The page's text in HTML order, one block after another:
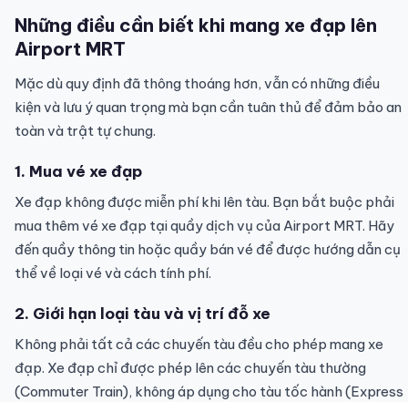
Những điều cần biết khi mang xe đạp lên
Airport MRT
Mặc dù quy định đã thông thoáng hơn, vẫn có những điều
kiện và lưu ý quan trọng mà bạn cần tuân thủ để đảm bảo an
toàn và trật tự chung.
1. Mua vé xe đạp
Xe đạp không được miễn phí khi lên tàu. Bạn bắt buộc phải
mua thêm vé xe đạp tại quầy dịch vụ của Airport MRT. Hãy
đến quầy thông tin hoặc quầy bán vé để được hướng dẫn cụ
thể về loại vé và cách tính phí.
2. Giới hạn loại tàu và vị trí đỗ xe
Không phải tất cả các chuyến tàu đều cho phép mang xe
đạp. Xe đạp chỉ được phép lên các chuyến tàu thường
(Commuter Train), không áp dụng cho tàu tốc hành (Express